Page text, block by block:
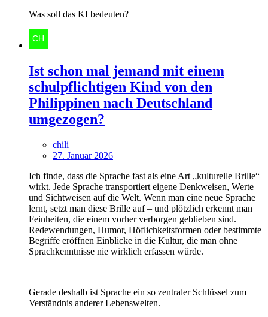
Was soll das KI bedeuten?
Ist schon mal jemand mit einem
schulpflichtigen Kind von den
Philippinen nach Deutschland
umgezogen?
chili
27. Januar 2026
Ich finde, dass die Sprache fast als eine Art „kulturelle Brille“
wirkt. Jede Sprache transportiert eigene Denkweisen, Werte
und Sichtweisen auf die Welt. Wenn man eine neue Sprache
lernt, setzt man diese Brille auf – und plötzlich erkennt man
Feinheiten, die einem vorher verborgen geblieben sind.
Redewendungen, Humor, Höflichkeitsformen oder bestimmte
Begriffe eröffnen Einblicke in die Kultur, die man ohne
Sprachkenntnisse nie wirklich erfassen würde.
Gerade deshalb ist Sprache ein so zentraler Schlüssel zum
Verständnis anderer Lebenswelten.